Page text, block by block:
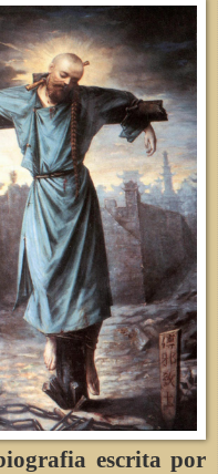
escrita por